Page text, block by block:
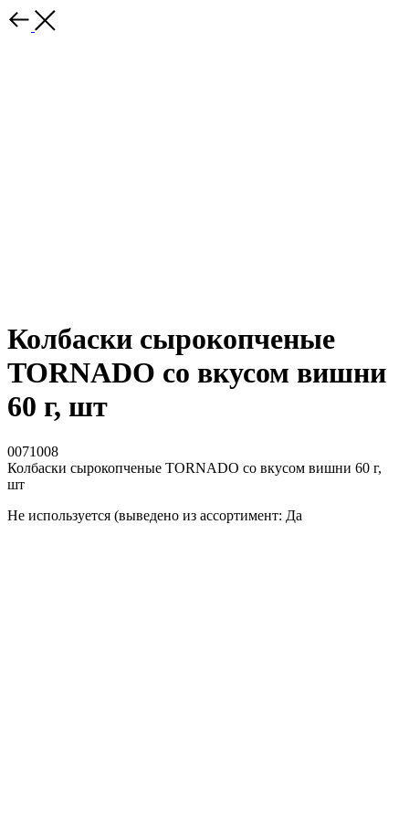
Колбаски сырокопченые
TORNADO со вкусом вишни
60 г, шт
0071008
Колбаски сырокопченые TORNADO со вкусом вишни 60 г,
шт
Не используется (выведено из ассортимент: Да